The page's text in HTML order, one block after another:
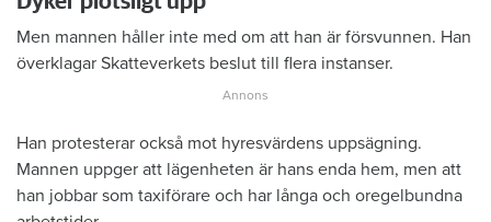
Men mannen håller inte med om att han är försvunnen. Han
överklagar Skatteverkets beslut till flera instanser.
Han protesterar också mot hyresvärdens uppsägning.
Mannen uppger att lägenheten är hans enda hem, men att
han jobbar som taxiförare och har långa och oregelbundna